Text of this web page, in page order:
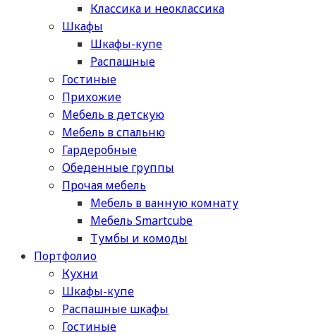
Классика и неоклассика
Шкафы
Шкафы-купе
Распашные
Гостиные
Прихожие
Мебель в детскую
Мебель в спальню
Гардеробные
Обеденные группы
Прочая мебель
Мебель в ванную комнату
Мебель Smartcube
Тумбы и комоды
Портфолио
Кухни
Шкафы-купе
Распашные шкафы
Гостиные